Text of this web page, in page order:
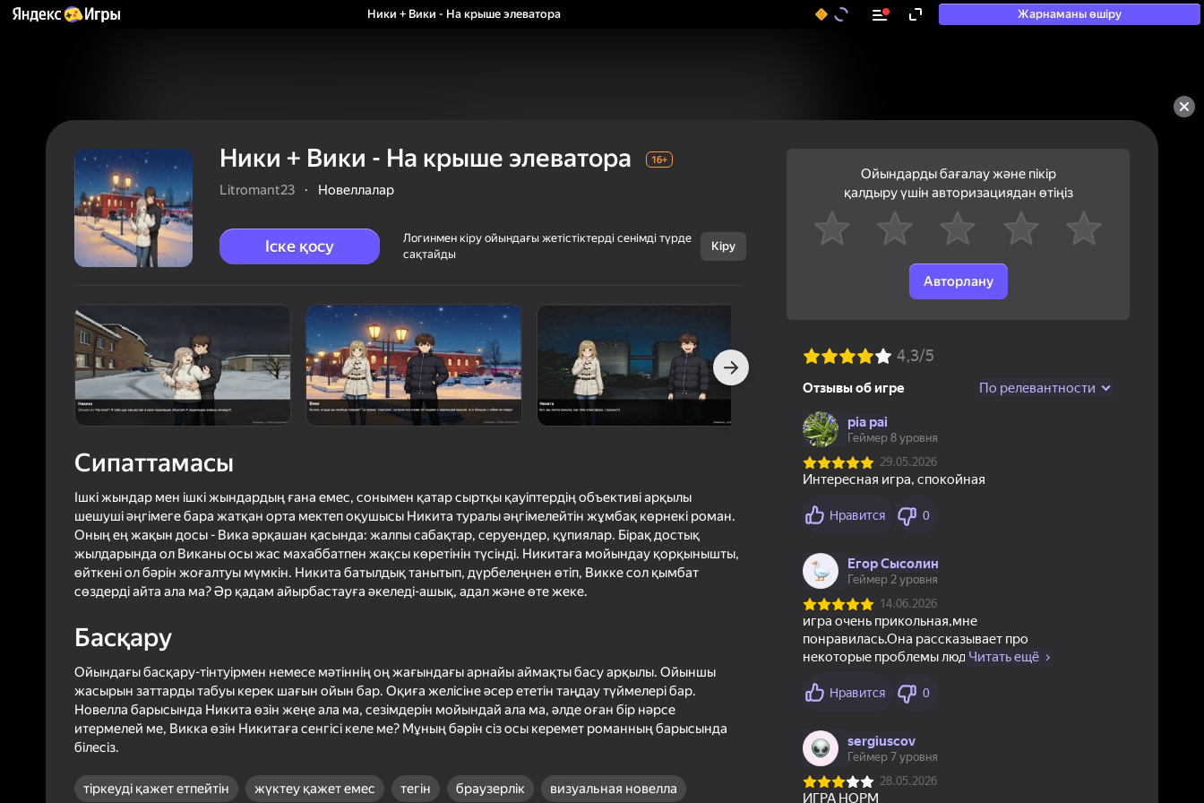
Ники + Вики - На крыше элеватора Жарнаманы өшіру
Ники + Вики - На
крыше
элеватора
Litromant23
Новеллалар
Іске қосу
Толығырақ
Ники + Вики - На крыше элеватора 16+
Litromant23 · Новеллалар
Іске қосу
Логинмен кіру ойындағы жетістіктерді сенімді түрде
сақтайды
Кіру
Сипаттамасы
Ішкі жындар мен ішкі жындардың ғана емес, сонымен қатар сыртқы қауіптердің объективі арқылы
шешуші әңгімеге бара жатқан орта мектеп оқушысы Никита туралы әңгімелейтін жұмбақ көрнекі роман.
Оның ең жақын досы - Вика әрқашан қасында: жалпы сабақтар, серуендер, құпиялар. Бірақ достық
жылдарында ол Виканы осы жас махаббатпен жақсы көретінін түсінді. Никитаға мойындау қорқынышты,
өйткені ол бәрін жоғалтуы мүмкін. Никита батылдық танытып, дүрбелеңнен өтіп, Викке сол қымбат
сөздерді айта ала ма? Әр қадам айырбастауға әкеледі-ашық, адал және өте жеке.
Басқару
Ойындағы басқару-тінтуірмен немесе мәтіннің оң жағындағы арнайы аймақты басу арқылы. Ойыншы
жасырын заттарды табуы керек шағын ойын бар. Оқиға желісіне әсер ететін таңдау түймелері бар.
Новелла барысында Никита өзін жеңе ала ма, сезімдерін мойындай ала ма, әлде оған бір нәрсе
итермелей ме, Викка өзін Никитаға сенгісі келе ме? Мұның бәрін сіз осы керемет романның барысында
білесіз.
тіркеуді қажет етпейтін жүктеу қажет емес тегін браузерлік визуальная новелла
Ойындарды бағалау және пікір
қалдыру үшін авторизациядан өтіңіз
Авторлану